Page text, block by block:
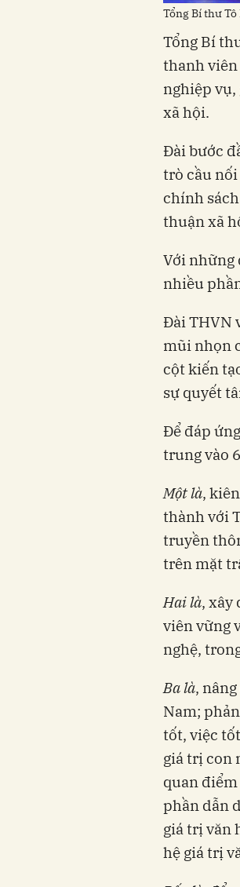
Tổng Bí thư
Tổng Bí
thanh
nghiệp
xã hội.
Đài bước
trò cầu
chính
thuận xã
Với những
nhiều
Đài THVN
mũi nhọn
cột kiến
sự quyết
Để đáp
trung vào
Một là,
thành với
truyền
trên mặt
Hai là, xây
viên vững
nghệ,
Ba là,
Nam;
tốt, việc
giá trị con
quan
phần dẫn
giá trị văn
hệ giá trị